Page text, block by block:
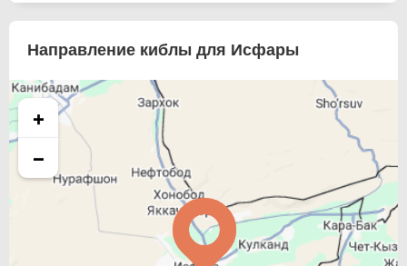
Направление киблы для Исфары
+
−